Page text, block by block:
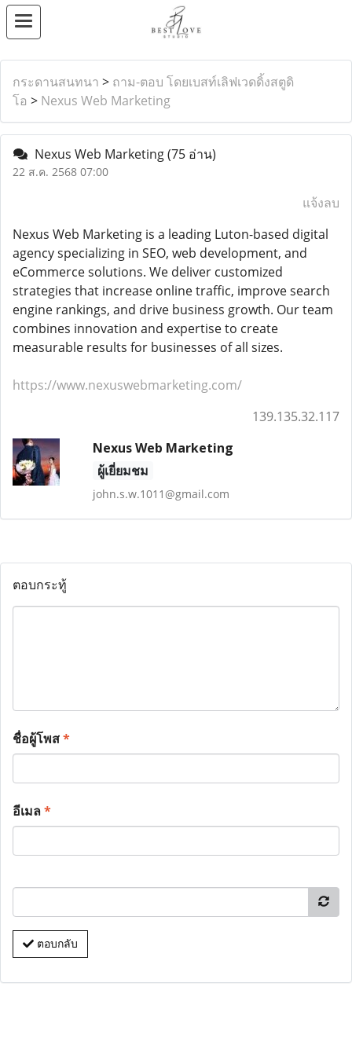
กระดานสนทนา > ถาม-ตอบ โดยเบสท์เลิฟเวดดิ้งสตูดิ
โอ > Nexus Web Marketing
Nexus Web Marketing(75 อ่าน)
22 ส.ค. 2568 07:00
แจ้งลบ
Nexus Web Marketing is a leading Luton-based digital
agency specializing in SEO, web development, and
eCommerce solutions. We deliver customized
strategies that increase online traffic, improve search
engine rankings, and drive business growth. Our team
combines innovation and expertise to create
measurable results for businesses of all sizes.
https://www.nexuswebmarketing.com/
139.135.32.117
Nexus Web Marketing
ผู้เยี่ยมชม
john.s.w.1011@gmail.com
ตอบกระทู้
ชื่อผู้โพส*
อีเมล*
ตอบกลับ